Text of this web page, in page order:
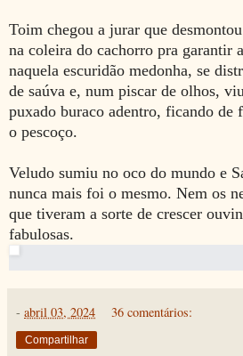
Toim chegou a jurar que
na coleira do cachorro pra garantir
naquela escuridão medonha, se
de saúva e, num piscar de olhos,
puxado buraco adentro, ficando de
o pescoço.
Veludo sumiu no oco do mundo e
nunca mais foi o mesmo. Nem os
que tiveram a sorte de crescer
fabulosas.
- abril 03, 2024 36 comentários:
Compartilhar